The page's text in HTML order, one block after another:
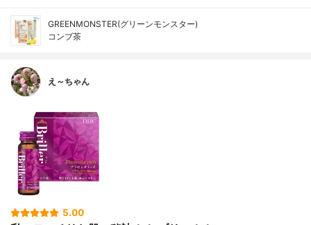
GREENMONSTER(グリーンモンスター)
コンブ茶
え～ちゃん
5.00